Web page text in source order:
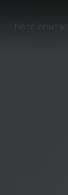
Händlersuche